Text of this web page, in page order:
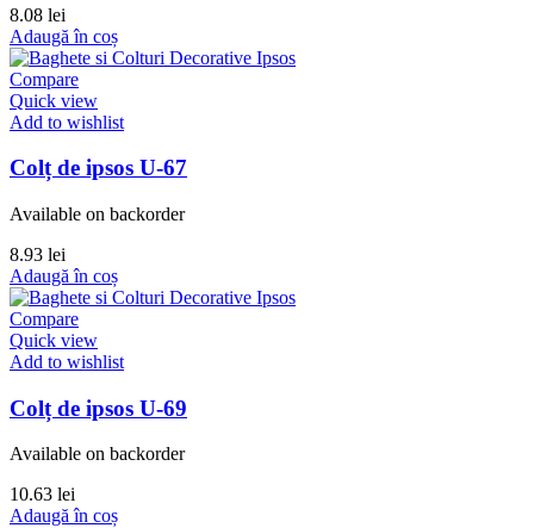
8.08 lei
Adaugă în coș
Compare
Quick view
Add to wishlist
Colț de ipsos U-67
Available on backorder
8.93 lei
Adaugă în coș
Compare
Quick view
Add to wishlist
Colț de ipsos U-69
Available on backorder
10.63 lei
Adaugă în coș